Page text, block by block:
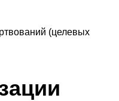
(целевых